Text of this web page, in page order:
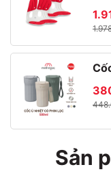
Bình ủ nhiệt có phin
Mã sp: ST-F20
Kích thước:
Trọng lượng:981 g
2000ml,
Sản